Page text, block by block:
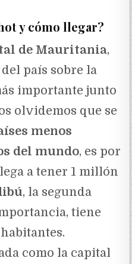
y cómo llegar?
de Mauritania,
país sobre la
importante junto
olvidemos que se
menos
del mundo, es por
a tener 1 millón
, la segunda
tiene
como la capital